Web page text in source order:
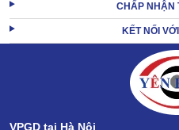
Điều này là do động cơ vận
máy ráp nối ăn khớp, vận hành
với nhau.
CHẤP NHẬN
KẾT NỐI
VPGD tại Hà Nội